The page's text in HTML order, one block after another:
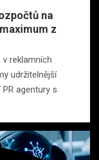
na
z
v reklamních
udržitelnější
agentury s